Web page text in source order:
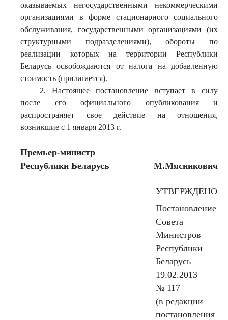
оказываемых негосударственными некоммерческими
организациями в форме стационарного социального
обслуживания, государственными организациями (их
структурными подразделениями), обороты по
реализации которых на территории Республики
Беларусь освобождаются от налога на добавленную
стоимость (прилагается).
2. Настоящее постановление вступает в силу
после его официального опубликования и
распространяет свое действие на отношения,
возникшие с 1 января 2013 г.
Премьер-министр
Республики Беларусь М.Мясникович
УТВЕРЖДЕНО
Постановление
Совета
Министров
Республики
Беларусь
19.02.2013
№ 117
(в редакции
постановления